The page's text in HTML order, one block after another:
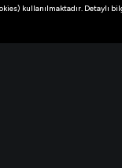
kullanılmaktadır. Detaylı